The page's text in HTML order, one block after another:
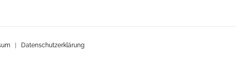
| Datenschutzerklärung